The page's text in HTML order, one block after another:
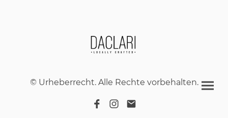
© Urheberrecht. Alle Rechte vorbehalten.